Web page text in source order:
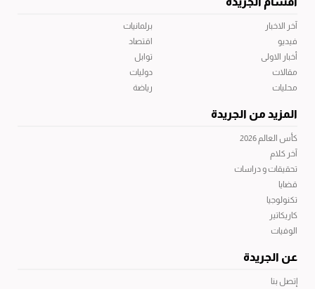
آخر الاخبار
فيديو
أخبار الاولى
مقالات
محليات
برلمانيات
اقتصاد
توابل
دوليات
رياضة
المزيد من الجريدة
كأس العالم 2026
آخر كلام
تحقيقات و دراسات
قضايا
تكنولوجيا
كاريكاتير
الوفيات
عن الجريدة
إتصل بنا